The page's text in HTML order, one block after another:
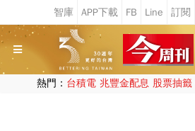
熱門： 台積電 兆豐金配息 股票抽籤